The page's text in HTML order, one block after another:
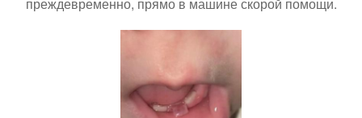
преждевременно, прямо в машине скорой помощи.